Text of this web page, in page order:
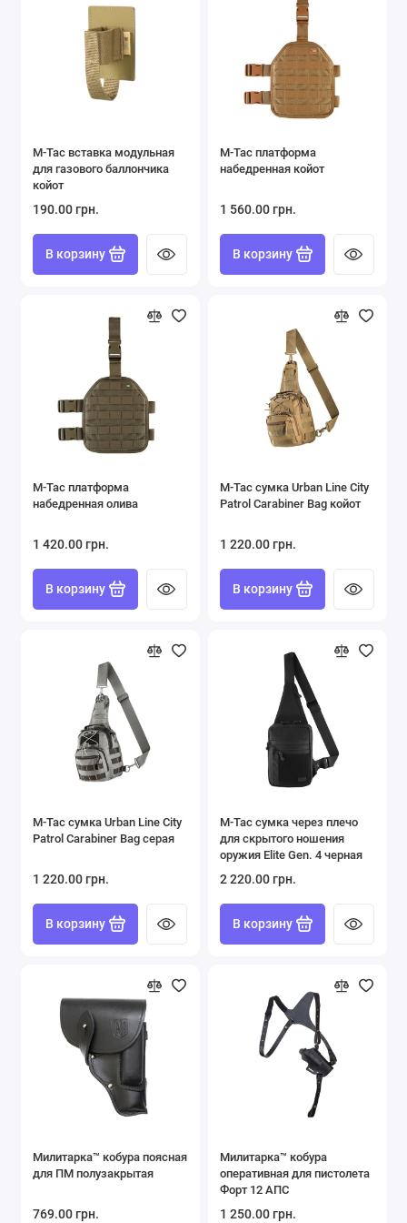
Подсумки
РПС, Ременно-Плечевые Системы
Страховочные шнуры, Тренчики
Часы военные
M-Tac вставка модульная
для газового баллончика
койот
190.00 грн.
В корзину
M-Tac платформа
набедренная койот
1 560.00 грн.
В корзину
M-Tac платформа
набедренная олива
1 420.00 грн.
В корзину
M-Tac сумка Urban Line City
Patrol Carabiner Bag койот
1 220.00 грн.
В корзину
M-Tac сумка Urban Line City
Patrol Carabiner Bag серая
1 220.00 грн.
В корзину
M-Tac сумка через плечо
для скрытого ношения
оружия Elite Gen. 4 черная
2 220.00 грн.
В корзину
Милитарка™ кобура поясная
для ПМ полузакрытая
769.00 грн.
Милитарка™ кобура
оперативная для пистолета
Форт 12 АПС
1 250.00 грн.